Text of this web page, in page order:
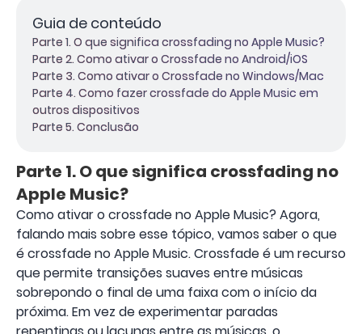
Guia de conteúdo
Parte 1. O que significa crossfading no Apple Music?
Parte 2. Como ativar o Crossfade no Android/iOS
Parte 3. Como ativar o Crossfade no Windows/Mac
Parte 4. Como fazer crossfade do Apple Music em
outros dispositivos
Parte 5. Conclusão
Parte 1. O que significa crossfading no
Apple Music?
Como ativar o crossfade no Apple Music? Agora,
falando mais sobre esse tópico, vamos saber o que
é crossfade no Apple Music. Crossfade é um recurso
que permite transições suaves entre músicas
sobrepondo o final de uma faixa com o início da
próxima. Em vez de experimentar paradas